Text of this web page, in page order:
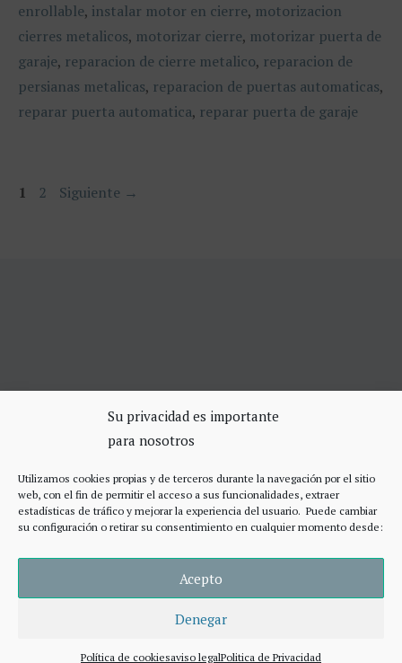
Su privacidad es importante
para nosotros
Utilizamos cookies propias y de terceros durante la navegación por el sitio
web, con el fin de permitir el acceso a sus funcionalidades, extraer
estadísticas de tráfico y mejorar la experiencia del usuario. Puede cambiar
su configuración o retirar su consentimiento en cualquier momento desde:
Acepto
Denegar
Política de cookiesaviso legalPolitica de Privacidad
enrollable, instalar motor en cierre, motorizacion
cierres metalicos, motorizar cierre, motorizar puerta de
garaje, reparacion de cierre metalico, reparacion de
persianas metalicas, reparacion de puertas automaticas,
reparar puerta automatica, reparar puerta de garaje
Página
1 Página
2 Siguiente →
SERVICIOS DE CERRAJERÍA
Apertura Puertas Madrid 75€
Cerraduras de alta seguridad
Accesos
© 2026 Cierres Metálicos Enrollables Madrid• Creado conGeneratePress